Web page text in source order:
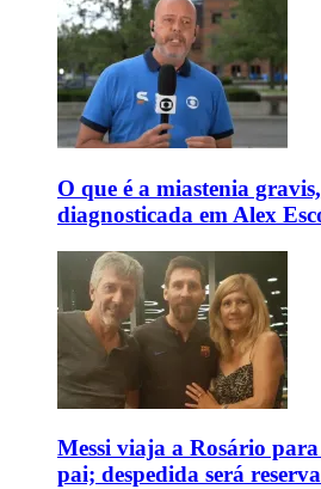
O que é a miastenia
diagnosticada em Alex
Messi viaja a Rosário
pai; despedida será